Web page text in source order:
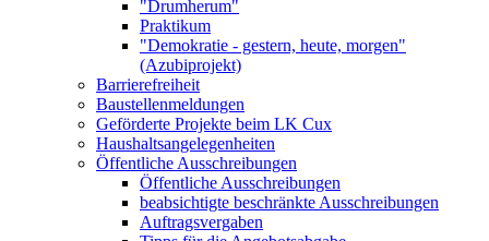
"Drumherum"
Praktikum
"Demokratie - gestern, heute, morgen"
(Azubiprojekt)
Barrierefreiheit
Baustellenmeldungen
Geförderte Projekte beim LK Cux
Haushaltsangelegenheiten
Öffentliche Ausschreibungen
Öffentliche Ausschreibungen
beabsichtigte beschränkte Ausschreibungen
Auftragsvergaben